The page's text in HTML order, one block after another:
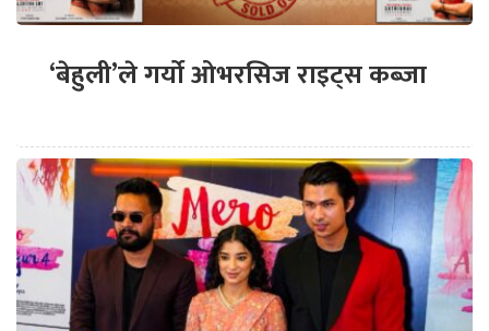
‘बेहुली’ले गर्यो ओभरसिज राइट्स कब्जा